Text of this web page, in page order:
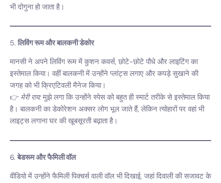
भी दोगुना हो जाता है।
5. लिविंग रूम और बालकनी डेकोर
मानसी ने अपने लिविंग रूम में कुशन कवर्स, छोटे-छोटे पौधे और लाइटिंग का
इस्तेमाल किया। वहीं बालकनी में उन्होंने प्लांट्स लगाए और कपड़े सुखाने की
जगह को भी क्रिएटिवली मैनेज किया।
👉 मेरी राय: मुझे लगा कि उन्होंने स्पेस को बहुत ही स्मार्ट तरीके से इस्तेमाल किया
है। बालकनी का डेकोरेशन अक्सर लोग भूल जाते हैं, लेकिन त्योहारों पर वहां भी
लाइट्स लगाना घर की खूबसूरती बढ़ाता है।
6. बेडरूम और फैमिली वॉल
वीडियो में उन्होंने फैमिली पिक्चर्स वाली वॉल भी दिखाई, जहां दिवाली की सजावट के